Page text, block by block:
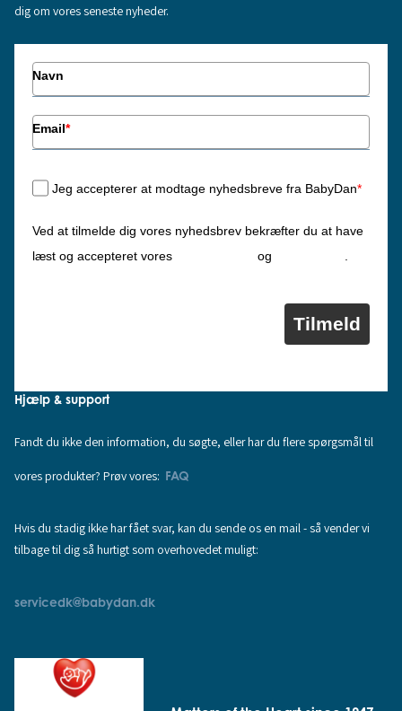
dig om vores seneste nyheder.
Navn
Email*
Jeg accepterer at modtage nyhedsbreve fra BabyDan*
Ved at tilmelde dig vores nyhedsbrev bekræfter du at have
læst og accepteret vores
og .
Tilmeld
Hjælp & support
Fandt du ikke den information, du søgte, eller har du flere spørgsmål til
vores produkter? Prøv vores: FAQ
Hvis du stadig ikke har fået svar, kan du sende os en mail - så vender vi
tilbage til dig så hurtigt som overhovedet muligt:
servicedk@babydan.dk